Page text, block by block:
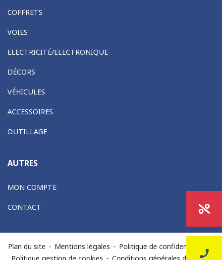
COFFRETS
VOIES
ELECTRICITÉ/ELECTRONIQUE
DÉCORS
VÉHICULES
ACCESSOIRES
OUTILLAGE
AUTRES
MON COMPTE
CONTACT
Plan du site - Mentions légales - Politique de confidentialité